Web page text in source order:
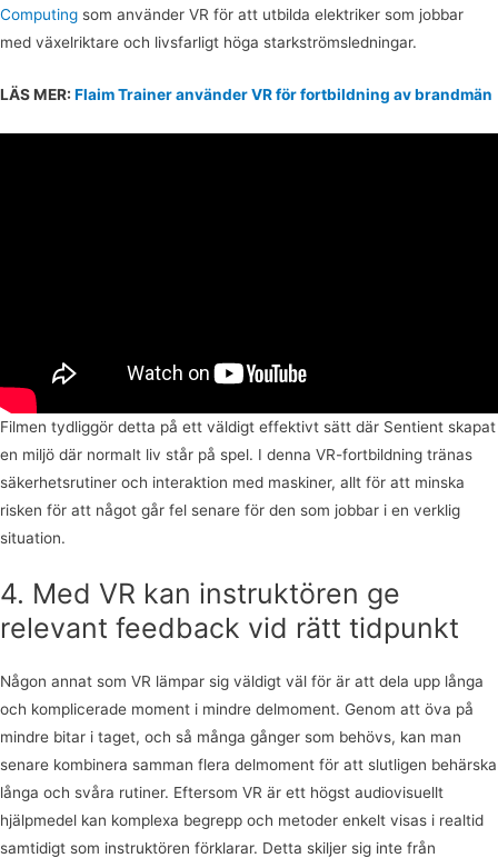
Computing som använder VR för att utbilda elektriker som jobbar
med växelriktare och livsfarligt höga starkströmsledningar.
LÄS MER: Flaim Trainer använder VR för fortbildning av brandmän
Filmen tydliggör detta på ett väldigt effektivt sätt där Sentient skapat
en miljö där normalt liv står på spel. I denna VR-fortbildning tränas
säkerhetsrutiner och interaktion med maskiner, allt för att minska
risken för att något går fel senare för den som jobbar i en verklig
situation.
4. Med VR kan instruktören ge
relevant feedback vid rätt tidpunkt
Någon annat som VR lämpar sig väldigt väl för är att dela upp långa
och komplicerade moment i mindre delmoment. Genom att öva på
mindre bitar i taget, och så många gånger som behövs, kan man
senare kombinera samman flera delmoment för att slutligen behärska
långa och svåra rutiner. Eftersom VR är ett högst audiovisuellt
hjälpmedel kan komplexa begrepp och metoder enkelt visas i realtid
samtidigt som instruktören förklarar. Detta skiljer sig inte från